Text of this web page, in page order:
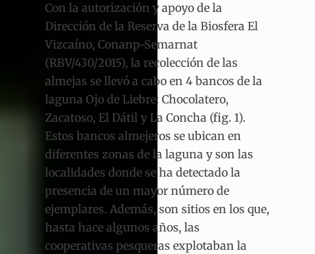
Con la autorización y apoyo de la
Dirección de la Reserva de la Biosfera El
Vizcaíno, Conanp-Semarnat
(RBV/430/2015), la recolección de las
almejas se llevó a cabo en 4 bancos de la
laguna Ojo de Liebre: Chocolatero,
Zacatoso, El Dátil y La Concha (fig. 1).
Estos bancos almejeros se ubican en
diferentes zonas de la laguna y son las
localidades donde se ha detectado la
presencia de un mayor número de
ejemplares. Además, son sitios en los que,
hasta hace algunos años, las
cooperativas pesqueras explotaban la